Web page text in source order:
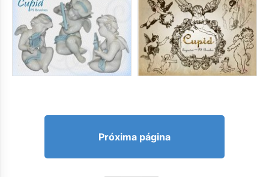
Próxima página